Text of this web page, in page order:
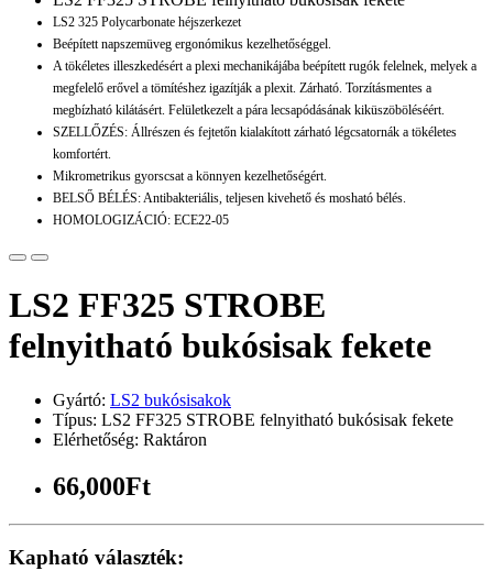
LS2 325 Polycarbonate héjszerkezet
Beépített napszemüveg ergonómikus kezelhetőséggel.
A tökéletes illeszkedésért a plexi mechanikájába beépített rugók felelnek, melyek a
megfelelő erővel a tömítéshez igazítják a plexit. Zárható. Torzításmentes a
megbízható kilátásért. Felületkezelt a pára lecsapódásának kiküszöböléséért.
SZELLŐZÉS: Állrészen és fejtetőn kialakított zárható légcsatornák a tökéletes
komfortért.
Mikrometrikus gyorscsat a könnyen kezelhetőségért.
BELSŐ BÉLÉS: Antibakteriális, teljesen kivehető és mosható bélés.
HOMOLOGIZÁCIÓ: ECE22-05
LS2 FF325 STROBE
felnyitható bukósisak fekete
Gyártó: LS2 bukósisakok
Típus: LS2 FF325 STROBE felnyitható bukósisak fekete
Elérhetőség: Raktáron
66,000Ft
Kapható választék: